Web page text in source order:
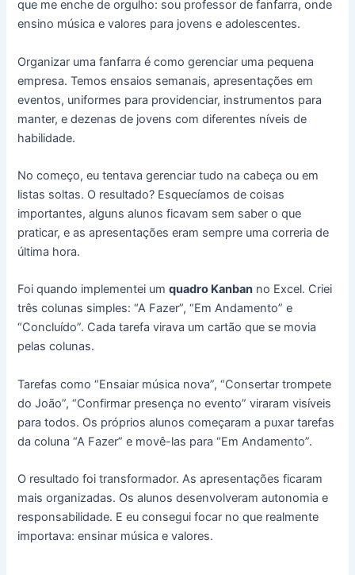
que me enche de orgulho: sou professor de fanfarra, onde
ensino música e valores para jovens e adolescentes.
Organizar uma fanfarra é como gerenciar uma pequena
empresa. Temos ensaios semanais, apresentações em
eventos, uniformes para providenciar, instrumentos para
manter, e dezenas de jovens com diferentes níveis de
habilidade.
No começo, eu tentava gerenciar tudo na cabeça ou em
listas soltas. O resultado? Esquecíamos de coisas
importantes, alguns alunos ficavam sem saber o que
praticar, e as apresentações eram sempre uma correria de
última hora.
Foi quando implementei umquadro Kanban no Excel. Criei
três colunas simples: “A Fazer”, “Em Andamento” e
“Concluído”. Cada tarefa virava um cartão que se movia
pelas colunas.
Tarefas como “Ensaiar música nova”, “Consertar trompete
do João”, “Confirmar presença no evento” viraram visíveis
para todos. Os próprios alunos começaram a puxar tarefas
da coluna “A Fazer” e movê-las para “Em Andamento”.
O resultado foi transformador. As apresentações ficaram
mais organizadas. Os alunos desenvolveram autonomia e
responsabilidade. E eu consegui focar no que realmente
importava: ensinar música e valores.